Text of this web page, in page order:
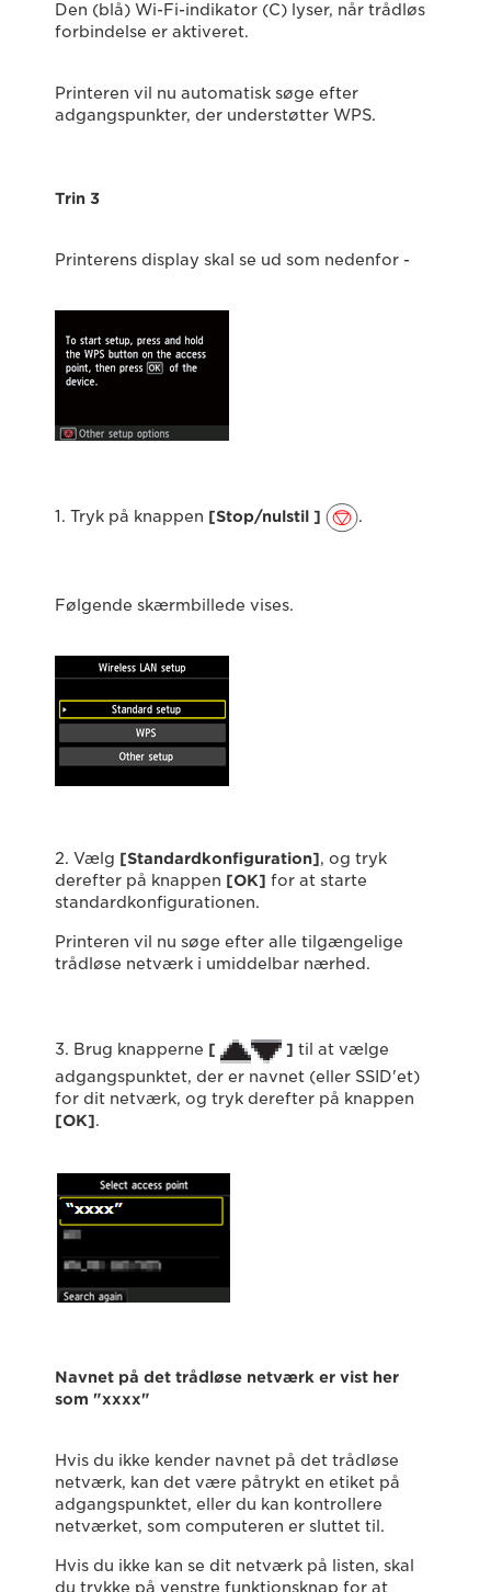
Den (blå) Wi-Fi-indikator (C) lyser, når trådløs
forbindelse er aktiveret.
Printeren vil nu automatisk søge efter
adgangspunkter, der understøtter WPS.
Trin 3
Printerens display skal se ud som nedenfor -
1. Tryk på knappen [Stop/nulstil ] .
Følgende skærmbillede vises.
2. Vælg [Standardkonfiguration], og tryk
derefter på knappen [OK] for at starte
standardkonfigurationen.
Printeren vil nu søge efter alle tilgængelige
trådløse netværk i umiddelbar nærhed.
3. Brug knapperne [ ] til at vælge
adgangspunktet, der er navnet (eller SSID'et)
for dit netværk, og tryk derefter på knappen
[OK].
Navnet på det trådløse netværk er vist her
som "xxxx"
Hvis du ikke kender navnet på det trådløse
netværk, kan det være påtrykt en etiket på
adgangspunktet, eller du kan kontrollere
netværket, som computeren er sluttet til.
Hvis du ikke kan se dit netværk på listen, skal
du trykke på venstre funktionsknap for at